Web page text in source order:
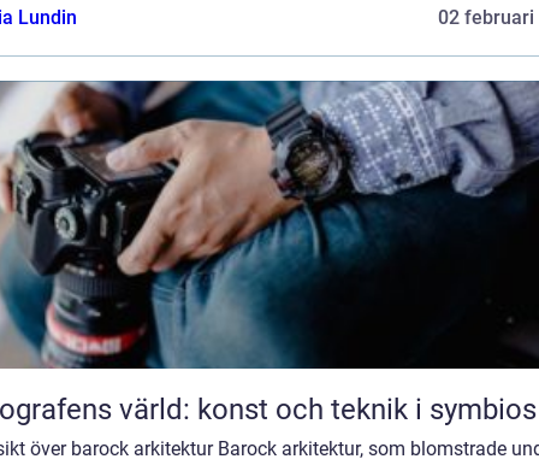
Lundin
02 februari
värld: konst och teknik i symbios
över barock arkitektur Barock arkitektur, som blomstrade